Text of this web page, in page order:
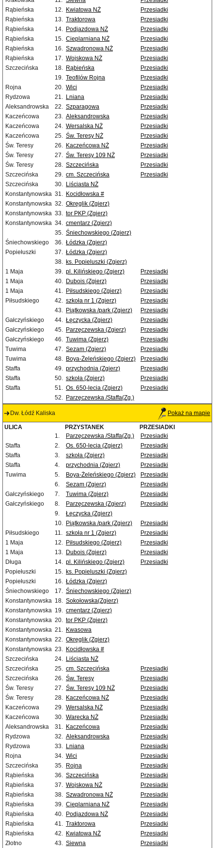
Rąbieńska
12. Kwiatowa NŻ
Przesiadki
Rąbieńska
13. Traktorowa
Przesiadki
Rąbieńska
14. Podjazdowa NŻ
Przesiadki
Rąbieńska
15. Cieplarniana NŻ
Przesiadki
Rąbieńska
16. Szwadronowa NŻ
Przesiadki
Rąbieńska
17. Wojskowa NŻ
Przesiadki
Szczecińska
18. Rąbieńska
Przesiadki
19. Teofilów Rojna
Przesiadki
Rojna
20. Wici
Przesiadki
Rydzowa
21. Lniana
Przesiadki
Aleksandrowska
22. Szparagowa
Przesiadki
Kaczeńcowa
23. Aleksandrowska
Przesiadki
Kaczeńcowa
24. Wersalska NŻ
Przesiadki
Kaczeńcowa
25. Św. Teresy NŻ
Przesiadki
Św. Teresy
26. Kaczeńcowa NŻ
Przesiadki
Św. Teresy
27. Św. Teresy 109 NŻ
Przesiadki
Św. Teresy
28. Szczecińska
Przesiadki
Szczecińska
29. cm. Szczecińska
Przesiadki
Szczecińska
30. Liściasta NŻ
Konstantynowska 31. Kocidłowska #
Konstantynowska 32. Okręglik (Zgierz)
Konstantynowska 33. tor PKP (Zgierz)
Konstantynowska 34. cmentarz (Zgierz)
35. Śniechowskiego (Zgierz)
Śniechowskiego
36. Łódzka (Zgierz)
Popiełuszki
37. Łódzka (Zgierz)
38. ks. Popieluszki (Zgierz)
1 Maja
39. pl. Kilińskiego (Zgierz)
Przesiadki
1 Maja
40. Dubois (Zgierz)
Przesiadki
1 Maja
41. Piłsudskiego (Zgierz)
Przesiadki
Piłsudskiego
42. szkoła nr 1 (Zgierz)
Przesiadki
43. Piątkowska /park (Zgierz)
Przesiadki
Gałczyńskiego
44. Łęczycka (Zgierz)
Przesiadki
Gałczyńskiego
45. Parzęczewska (Zgierz)
Przesiadki
Gałczyńskiego
46. Tuwima (Zgierz)
Przesiadki
Tuwima
47. Sezam (Zgierz)
Przesiadki
Tuwima
48. Boya-Żeleńskiego (Zgierz)
Przesiadki
Staffa
49. przychodnia (Zgierz)
Przesiadki
Staffa
50. szkoła (Zgierz)
Przesiadki
Staffa
51. Os. 650-lecia (Zgierz)
Przesiadki
52. Parzęczewska /Staffa(Zg.)
Dw. Łódź Kaliska Pokaż na mapie
ULICA PRZYSTANEK
PRZESIADKI
1.
Parzęczewska /Staffa(Zg.)
Przesiadki
Staffa
2. Os. 650-lecia (Zgierz)
Przesiadki
Staffa
3. szkoła (Zgierz)
Przesiadki
Staffa
4. przychodnia (Zgierz)
Przesiadki
Tuwima
5. Boya-Żeleńskiego (Zgierz)
Przesiadki
6.
Sezam (Zgierz)
Przesiadki
Gałczyńskiego
7. Tuwima (Zgierz)
Przesiadki
Gałczyńskiego
8. Parzęczewska (Zgierz)
Przesiadki
9.
Łęczycka (Zgierz)
10. Piątkowska /park (Zgierz)
Przesiadki
Piłsudskiego
11. szkoła nr 1 (Zgierz)
Przesiadki
1 Maja
12. Piłsudskiego (Zgierz)
Przesiadki
1 Maja
13. Dubois (Zgierz)
Przesiadki
Długa
14. pl. Kilińskiego (Zgierz)
Przesiadki
Popiełuszki
15. ks. Popieluszki (Zgierz)
Popiełuszki
16. Łódzka (Zgierz)
Śniechowskiego
17. Śniechowskiego (Zgierz)
Konstantynowska 18. Sokołowska(Zgierz)
Konstantynowska 19. cmentarz (Zgierz)
Konstantynowska 20. tor PKP (Zgierz)
Konstantynowska 21. Kwasowa
Konstantynowska 22. Okręglik (Zgierz)
Konstantynowska 23. Kocidłowska #
Szczecińska
24. Liściasta NŻ
Szczecińska
25. cm. Szczecińska
Przesiadki
Szczecińska
26. Św. Teresy
Przesiadki
Św. Teresy
27. Św. Teresy 109 NŻ
Przesiadki
Św. Teresy
28. Kaczeńcowa NŻ
Przesiadki
Kaczeńcowa
29. Wersalska NŻ
Przesiadki
Kaczeńcowa
30. Warecka NŻ
Przesiadki
Aleksandrowska
31. Kaczeńcowa
Przesiadki
Rydzowa
32. Aleksandrowska
Przesiadki
Rydzowa
33. Lniana
Przesiadki
Rojna
34. Wici
Przesiadki
Szczecińska
35. Rojna
Przesiadki
Rąbieńska
36. Szczecińska
Przesiadki
Rąbieńska
37. Wojskowa NŻ
Przesiadki
Rąbieńska
38. Szwadronowa NŻ
Przesiadki
Rąbieńska
39. Cieplarniana NŻ
Przesiadki
Rąbieńska
40. Podjazdowa NŻ
Przesiadki
Rąbieńska
41. Traktorowa
Przesiadki
Rąbieńska
42. Kwiatowa NŻ
Przesiadki
Złotno
43. Siewna Przesiadki